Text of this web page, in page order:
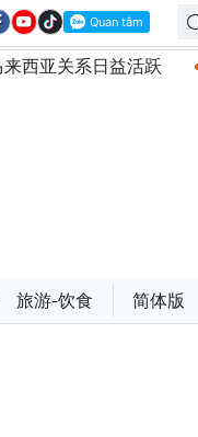
党中央总书记、国
旅游-饮食 简体版